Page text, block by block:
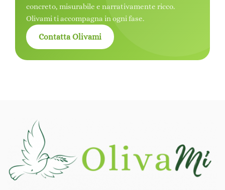
concreto, misurabile e narrativamente ricco.
Olivami ti accompagna in ogni fase.
Contatta Olivami